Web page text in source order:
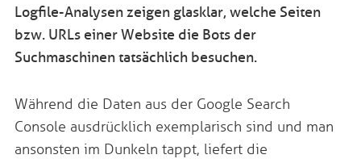
Logfile-Analysen zeigen glasklar, welche Seiten
bzw. URLs einer Website die Bots der
Suchmaschinen tatsächlich besuchen.
Während die Daten aus der Google Search
Console ausdrücklich exemplarisch sind und man
ansonsten im Dunkeln tappt, liefert die